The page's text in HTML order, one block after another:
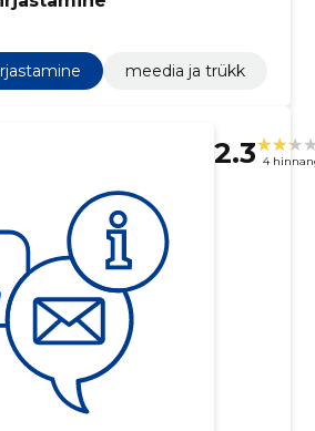
meedia ja trükk
2.3 4